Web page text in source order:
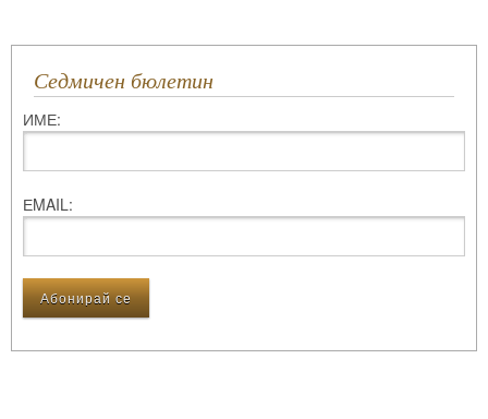
Седмичен бюлетин
ИМЕ:
ЕMAIL: